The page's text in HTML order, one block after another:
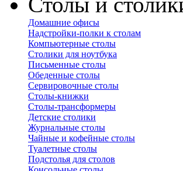
Домашние офисы
Надстройки-полки к столам
Компьютерные столы
Столики для ноутбука
Письменные столы
Обеденные столы
Сервировочные столы
Столы-книжки
Столы-трансформеры
Детские столики
Журнальные столы
Чайные и кофейные столы
Туалетные столы
Подстолья для столов